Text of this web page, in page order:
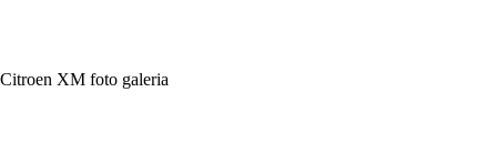
Citroen XM foto galeria